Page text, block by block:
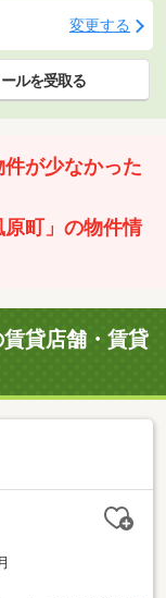
変更する
ルを受取る
が少なかった
町」の物件情
貸店舗・賃貸